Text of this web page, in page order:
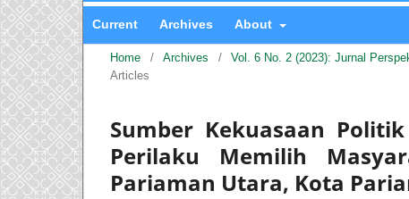
Current Archives About
Home / Archives / Vol. 6 No. 2 (2023): Jurnal
Articles
Sumber Kekuasaan
Perilaku Memilih
Pariaman Utara, Kota